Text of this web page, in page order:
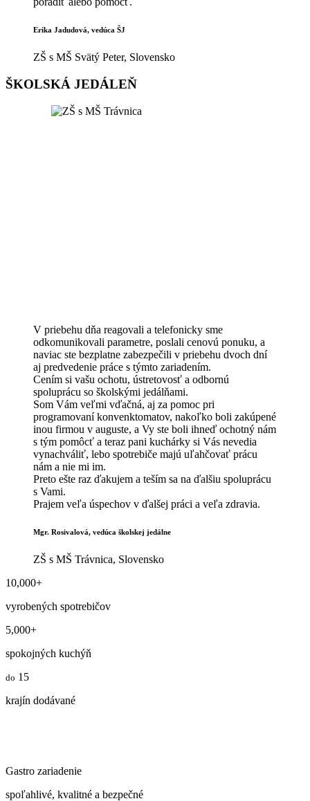
Erika Jadudová, vedúca ŠJ
ZŠ s MŠ Svätý Peter, Slovensko
ŠKOLSKÁ JEDÁLEŇ
V priebehu dňa reagovali a telefonicky sme
odkomunikovali parametre, poslali cenovú ponuku, a
naviac ste bezplatne zabezpečili v priebehu dvoch dní
aj predvedenie práce s týmto zariadením.
Cením si vašu ochotu, ústretovosť a odbornú
spoluprácu so školskými jedálňami.
Som Vám veľmi vďačná, aj za pomoc pri
programovaní konvenktomatov, nakoľko boli zakúpené
inou firmou v auguste, a Vy ste boli ihneď ochotný nám
s tým pomôcť a teraz pani kuchárky si Vás nevedia
vynachváliť, lebo spotrebiče majú uľahčovať prácu
nám a nie mi im.
Preto ešte raz ďakujem a teším sa na ďalšiu spoluprácu
s Vami.
Prajem veľa úspechov v ďalšej práci a veľa zdravia.
Mgr. Rosivalová, vedúca školskej jedálne
ZŠ s MŠ Trávnica, Slovensko
10,000+
vyrobených spotrebičov
5,000+
spokojných kuchýň
do 15
krajín dodávané
Gastro zariadenie
spoľahlivé, kvalitné a bezpečné